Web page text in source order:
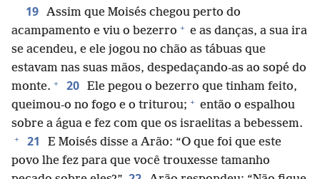
19 Assim que Moisés chegou perto do
acampamento e viu o bezerro + e as danças, a sua ira
se acendeu, e ele jogou no chão as tábuas que
estavam nas suas mãos, despedaçando-as ao sopé do
monte. + 20 Ele pegou o bezerro que tinham feito,
queimou-o no fogo e o triturou; + então o espalhou
sobre a água e fez com que os israelitas a bebessem.
+ 21
E Moisés disse a Arão: “O que foi que este
povo lhe fez para que você trouxesse tamanho